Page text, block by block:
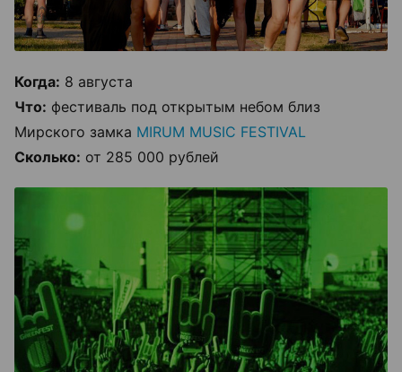
Когда: 8 августа
Что: фестиваль под открытым небом близ
Мирского замка MIRUM MUSIC FESTIVAL
Сколько: от 285 000 рублей